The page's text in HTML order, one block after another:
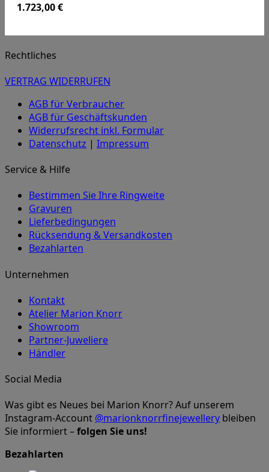
1.723,00€
Rechtliches
VERTRAG WIDERRUFEN
AGB für Verbraucher
AGB für Geschäftskunden
Widerrufsrecht inkl. Formular
Datenschutz | Impressum
Service & Hilfe
Bestimmen Sie Ihre Ringweite
Gravuren
Lieferbedingungen
Rücksendung & Versandkosten
Bezahlarten
Unternehmen
Kontakt
Atelier Marion Knorr
Showroom
Partner-Juweliere
Händler
Social Media
Was gibt es Neues bei Marion Knorr? Auf unserem
Instagram-Account @marionknorrfinejewellery bleiben
Sie informiert –folgen Sie uns!
Bezahlarten